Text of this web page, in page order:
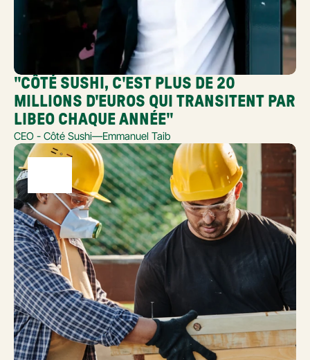
"CÔTÉ SUSHI, C'EST PLUS DE 20
MILLIONS D'EUROS QUI TRANSITENT PAR
LIBEO CHAQUE ANNÉE"
CEO - Côté Sushi—Emmanuel Taib